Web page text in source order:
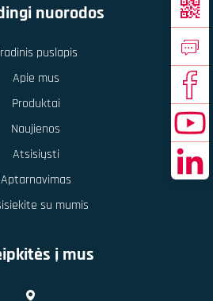
nuorodos
puslapis
Apie mus
Produktai
Naujienos
Atsisiųsti
Aptarnavimas
su mumis
į mus